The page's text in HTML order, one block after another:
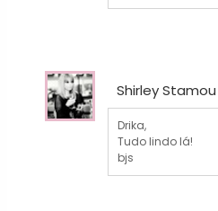
Shirley Stamou
Drika,
Tudo lindo lá!
bjs